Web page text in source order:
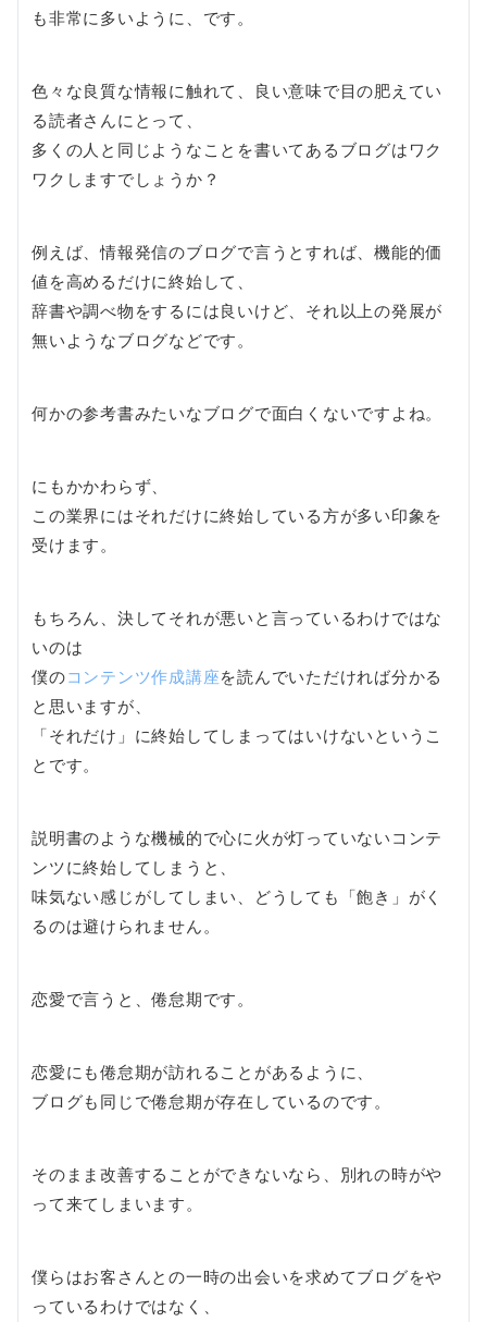
も非常に多いように、です。
色々な良質な情報に触れて、良い意味で目の肥えてい
る読者さんにとって、
多くの人と同じようなことを書いてあるブログはワク
ワクしますでしょうか？
例えば、情報発信のブログで言うとすれば、機能的価
値を高めるだけに終始して、
辞書や調べ物をするには良いけど、それ以上の発展が
無いようなブログなどです。
何かの参考書みたいなブログで面白くないですよね。
にもかかわらず、
この業界にはそれだけに終始している方が多い印象を
受けます。
もちろん、決してそれが悪いと言っているわけではな
いのは
僕のコンテンツ作成講座を読んでいただければ分かる
と思いますが、
「それだけ」に終始してしまってはいけないというこ
とです。
説明書のような機械的で心に火が灯っていないコンテ
ンツに終始してしまうと、
味気ない感じがしてしまい、どうしても「飽き」がく
るのは避けられません。
恋愛で言うと、倦怠期です。
恋愛にも倦怠期が訪れることがあるように、
ブログも同じで倦怠期が存在しているのです。
そのまま改善することができないなら、別れの時がや
って来てしまいます。
僕らはお客さんとの一時の出会いを求めてブログをや
っているわけではなく、